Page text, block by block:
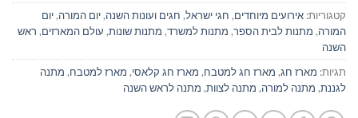
קטגוריות:אירועים מיוחדים,חגי ישראל,חגים ועונות השנה,יום המורה,יום
המורה,מתנות לבית הספר,מתנות למשרד,מתנות שונות,עולם המארזים,ראש
השנה
תגיות:מארז חג,מארז חג למטבח,מארז חג קלאסי,מארז למטבח,מתנה
לגננת,מתנה למורה,מתנה לצוות,מתנה לראש השנה